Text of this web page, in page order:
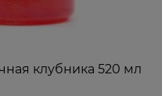
клубника 520 мл